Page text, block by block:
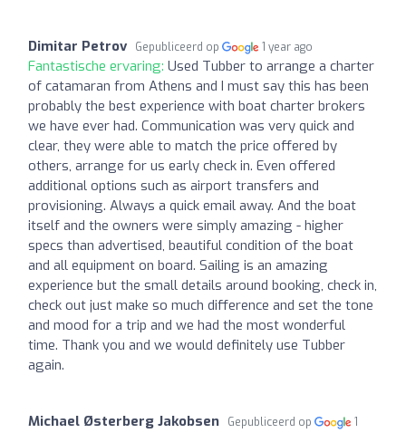
Dimitar Petrov Gepubliceerd op 1 year ago
Fantastische ervaring: Used Tubber to arrange a charter
of catamaran from Athens and I must say this has been
probably the best experience with boat charter brokers
we have ever had. Communication was very quick and
clear, they were able to match the price offered by
others, arrange for us early check in. Even offered
additional options such as airport transfers and
provisioning. Always a quick email away. And the boat
itself and the owners were simply amazing - higher
specs than advertised, beautiful condition of the boat
and all equipment on board. Sailing is an amazing
experience but the small details around booking, check in,
check out just make so much difference and set the tone
and mood for a trip and we had the most wonderful
time. Thank you and we would definitely use Tubber
again.
Michael Østerberg Jakobsen Gepubliceerd op
1